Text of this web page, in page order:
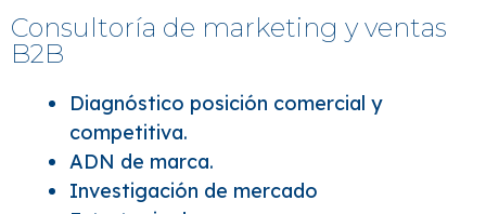
Consultoría de marketing y ventas
B2B
Diagnóstico posición comercial y
competitiva.
ADN de marca.
Investigación de mercado